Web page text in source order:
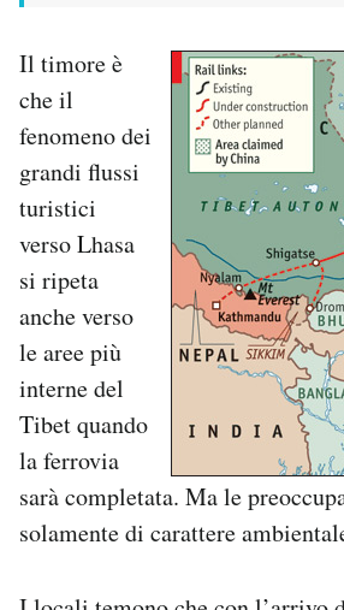
Il timore è
che il
fenomeno dei
grandi flussi
turistici
verso Lhasa
si ripeta
anche verso
le aree più
interne del
Tibet quando
la ferrovia
sarà completata. Ma le
solamente di carattere